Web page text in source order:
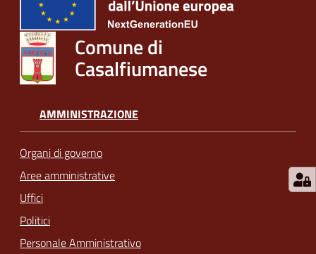
Comune di
Casalfiumanese
AMMINISTRAZIONE
Organi di governo
Aree amministrative
Uffici
Politici
Personale Amministrativo